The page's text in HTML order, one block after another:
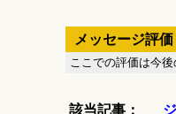
メッセージ評価
ここでの評価は今後
該当記事：